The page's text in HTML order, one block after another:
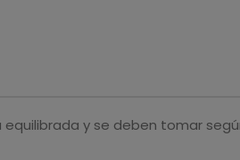
y se deben tomar